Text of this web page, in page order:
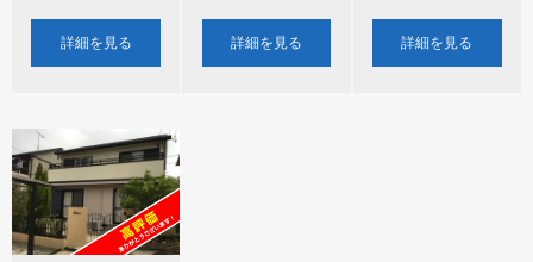
詳細を見る 詳細を見る 詳細を見る